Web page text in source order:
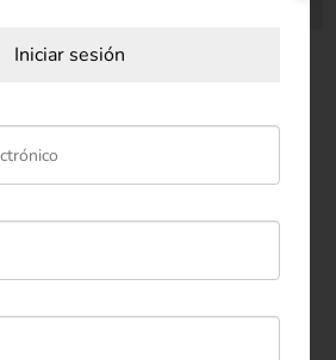
relacionados
Iniciar sesión